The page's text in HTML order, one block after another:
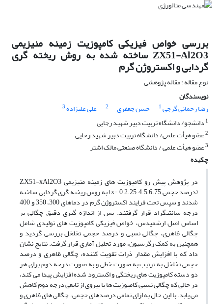
بررسی خواص فیزیکی کامپوزیت زمینه منیزیمی
ZX51-Al2O3 ساخته شده به روش ریخته گری
گردابی و اکستروژن گرم
نوع مقاله : مقاله پژوهشی
نویسندگان
رضا رحمانی گرجی1 حسن جعفری 2 علی علیزاده3
1 دانشجو/ دانشگاه تربیت دبیر شهید رجایی
2عضو هیأت علمی/ دانشگاه تربیت دبیر شهید رجایی
3عضو هیأت علمی / دانشگاه صنعتی مالک اشتر
چکیده
در پژوهش پیش رو کامپوزیت های زمینه منیزیمی ZX51-xAl2O3
(درصد حجمی x= 0, 2.25, 4.5, 6.75) به روش ریخته گری گردابی ساخته
شدند و سپس تحت فرایند اکستروژن گرم در دماهای 300، 350 و 400
درجه سانتیگراد قرار گرفتند. پس از اندازه گیری دقیق چگالی بر
اساس اصل ارشمیدس، خواص فیزیکی کامپوزیت های تولیدی شامل
چگالی ظاهری، چگالی نسبی و درصد حجمی تخلخل بررسی گردید و
همچنین به کمک رگرسیون، مورد تحلیل آماری قرار گرفت. نتایج نشان
داد که با افزایش مقدار ذرات تقویت کننده، چگالی ظاهری و درصد
حجمی تخلخل به ترتیب به صورت خطی و به صورت درجه دوم برای هر
دو دسته کامپوزیت های ریختگی و اکسترود شده افزایش پیدا می کند،
در حالی که چگالی نسبی کامپوزیت ها با پیروی از تابعی درجه دوم کاهش
می یابد. با این حال به ازای تمامی درصدهای حجمی، چگالی های ظاهری و